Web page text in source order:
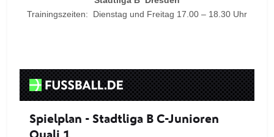
Trainingszeiten: Dienstag und Freitag 17.00 – 18.30 Uhr